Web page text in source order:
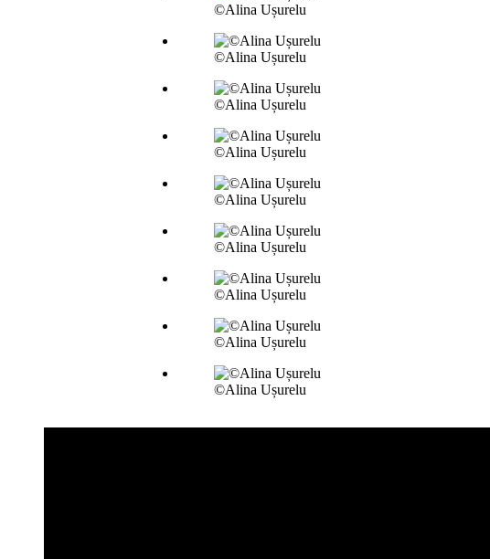
©Alina Ușurelu
©Alina Ușurelu
©Alina Ușurelu
©Alina Ușurelu
©Alina Ușurelu
©Alina Ușurelu
©Alina Ușurelu
©Alina Ușurelu
©Alina Ușurelu